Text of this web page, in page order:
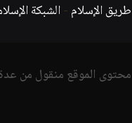
طريق الإسلام -الشبكة
محتوى الموقع منقول من